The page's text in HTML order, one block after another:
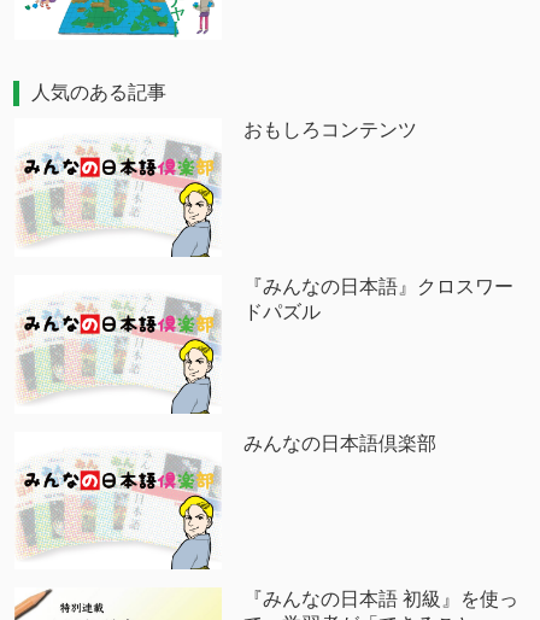
人気のある記事
おもしろコンテンツ
『みんなの日本語』クロスワー
ドパズル
みんなの日本語倶楽部
『みんなの日本語 初級』を使っ